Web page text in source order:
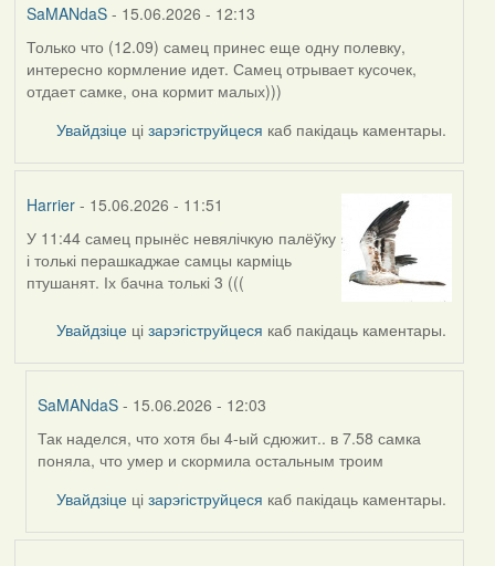
SaMANdaS- 15.06.2026 - 12:13
Только что (12.09) самец принес еще одну полевку,
интересно кормление идет. Самец отрывает кусочек,
отдает самке, она кормит малых)))
Увайдзіце цізарэгіструйцеся каб пакідаць каментары.
Harrier- 15.06.2026 - 11:51
У 11:44 самец прынёс невялічкую палёўку
і толькі перашкаджае самцы карміць
птушанят. Іх бачна толькі 3 (((
Увайдзіце цізарэгіструйцеся каб пакідаць каментары.
SaMANdaS - 15.06.2026 - 12:03
In
reply
Harrier
Так наделся, что хотя бы 4-ый сдюжит.. в 7.58 самка
поняла, что умер и скормила остальным троим
Увайдзіце цізарэгіструйцеся каб пакідаць каментары.